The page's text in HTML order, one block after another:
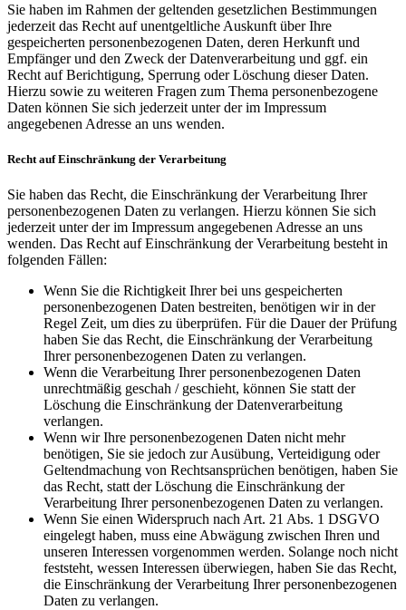
Sie haben im Rahmen der geltenden gesetzlichen Bestimmungen
jederzeit das Recht auf unentgeltliche Auskunft über Ihre
gespeicherten personenbezogenen Daten, deren Herkunft und
Empfänger und den Zweck der Datenverarbeitung und ggf. ein
Recht auf Berichtigung, Sperrung oder Löschung dieser Daten.
Hierzu sowie zu weiteren Fragen zum Thema personenbezogene
Daten können Sie sich jederzeit unter der im Impressum
angegebenen Adresse an uns wenden.
Recht auf Einschränkung der Verarbeitung
Sie haben das Recht, die Einschränkung der Verarbeitung Ihrer
personenbezogenen Daten zu verlangen. Hierzu können Sie sich
jederzeit unter der im Impressum angegebenen Adresse an uns
wenden. Das Recht auf Einschränkung der Verarbeitung besteht in
folgenden Fällen:
Wenn Sie die Richtigkeit Ihrer bei uns gespeicherten
personenbezogenen Daten bestreiten, benötigen wir in der
Regel Zeit, um dies zu überprüfen. Für die Dauer der Prüfung
haben Sie das Recht, die Einschränkung der Verarbeitung
Ihrer personenbezogenen Daten zu verlangen.
Wenn die Verarbeitung Ihrer personenbezogenen Daten
unrechtmäßig geschah / geschieht, können Sie statt der
Löschung die Einschränkung der Datenverarbeitung
verlangen.
Wenn wir Ihre personenbezogenen Daten nicht mehr
benötigen, Sie sie jedoch zur Ausübung, Verteidigung oder
Geltendmachung von Rechtsansprüchen benötigen, haben Sie
das Recht, statt der Löschung die Einschränkung der
Verarbeitung Ihrer personenbezogenen Daten zu verlangen.
Wenn Sie einen Widerspruch nach Art. 21 Abs. 1 DSGVO
eingelegt haben, muss eine Abwägung zwischen Ihren und
unseren Interessen vorgenommen werden. Solange noch nicht
feststeht, wessen Interessen überwiegen, haben Sie das Recht,
die Einschränkung der Verarbeitung Ihrer personenbezogenen
Daten zu verlangen.